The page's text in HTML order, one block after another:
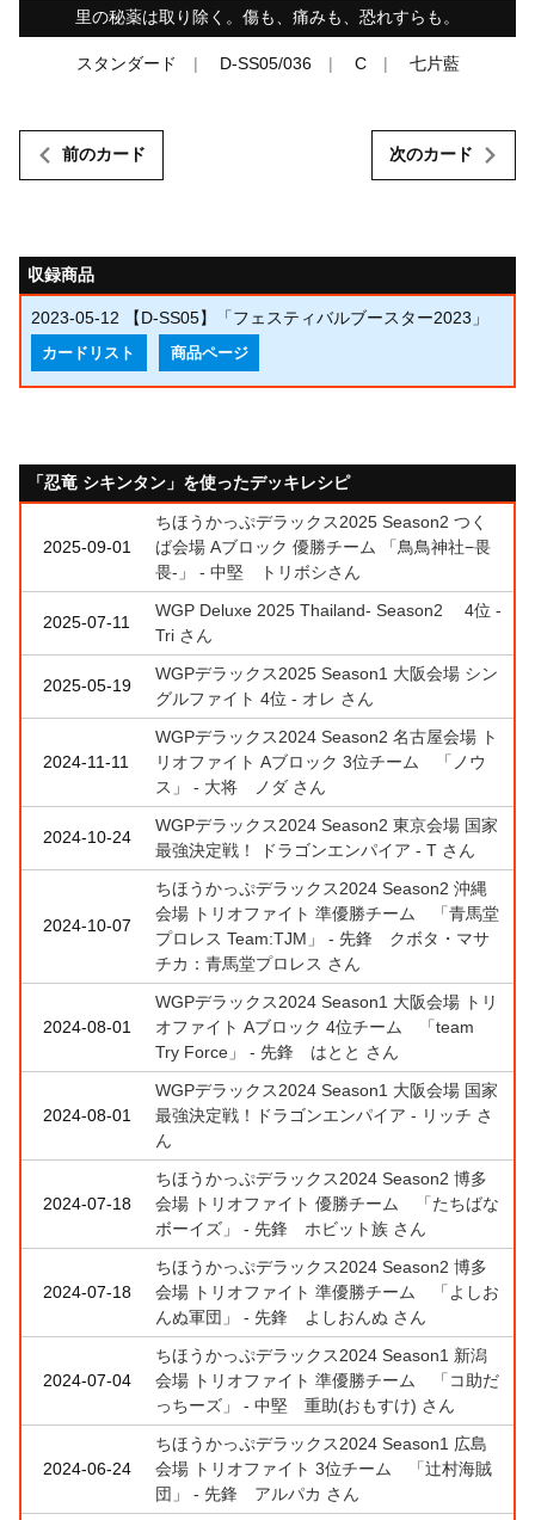
里の秘薬は取り除く。傷も、痛みも、恐れすらも。
スタンダード D-SS05/036 C 七片藍
前のカード 次のカード
収録商品
2023-05-12 【D-SS05】「フェスティバルブースター2023」
カードリスト 商品ページ
「忍竜 シキンタン」を使ったデッキレシピ
2025-09-01
ちほうかっぷデラックス2025 Season2 つく
ば会場 Aブロック 優勝チーム 「鳥鳥神社−畏
畏-」 - 中堅 トリボシさん
2025-07-11
WGP Deluxe 2025 Thailand- Season2 4位 -
Tri さん
2025-05-19
WGPデラックス2025 Season1 大阪会場 シン
グルファイト 4位 - オレ さん
2024-11-11
WGPデラックス2024 Season2 名古屋会場 ト
リオファイト Aブロック 3位チーム 「ノウ
ス」 - 大将 ノダ さん
2024-10-24
WGPデラックス2024 Season2 東京会場 国家
最強決定戦！ ドラゴンエンパイア - T さん
2024-10-07
ちほうかっぷデラックス2024 Season2 沖縄
会場 トリオファイト 準優勝チーム 「青馬堂
プロレス Team:TJM」 - 先鋒 クボタ・マサ
チカ：青馬堂プロレス さん
2024-08-01
WGPデラックス2024 Season1 大阪会場 トリ
オファイト Aブロック 4位チーム 「team
Try Force」 - 先鋒 はとと さん
2024-08-01
WGPデラックス2024 Season1 大阪会場 国家
最強決定戦！ドラゴンエンパイア - リッチ さ
ん
2024-07-18
ちほうかっぷデラックス2024 Season2 博多
会場 トリオファイト 優勝チーム 「たちばな
ボーイズ」 - 先鋒 ホビット族 さん
2024-07-18
ちほうかっぷデラックス2024 Season2 博多
会場 トリオファイト 準優勝チーム 「よしお
んぬ軍団」 - 先鋒 よしおんぬ さん
2024-07-04
ちほうかっぷデラックス2024 Season1 新潟
会場 トリオファイト 準優勝チーム 「コ助だ
っちーズ」 - 中堅 重助(おもすけ) さん
2024-06-24
ちほうかっぷデラックス2024 Season1 広島
会場 トリオファイト 3位チーム 「辻村海賊
団」 - 先鋒 アルパカ さん